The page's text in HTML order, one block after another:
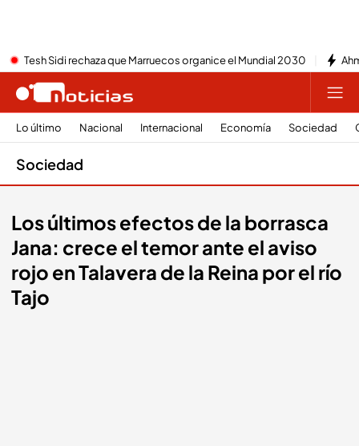
Tesh Sidi rechaza que Marruecos organice el Mundial 2030
Lo último Nacional Internacional Economía Sociedad
Sociedad
Los últimos efectos de la borrasca
Jana: crece el temor ante el aviso
rojo en Talavera de la Reina por el río
Tajo